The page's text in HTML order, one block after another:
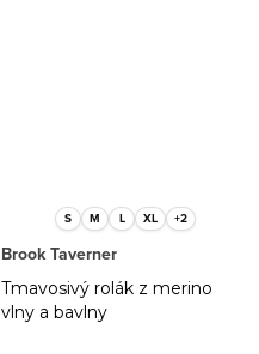
S M L XL +2
Tmavosivý rolák z merino
vlny a bavlny
Brook Taverner